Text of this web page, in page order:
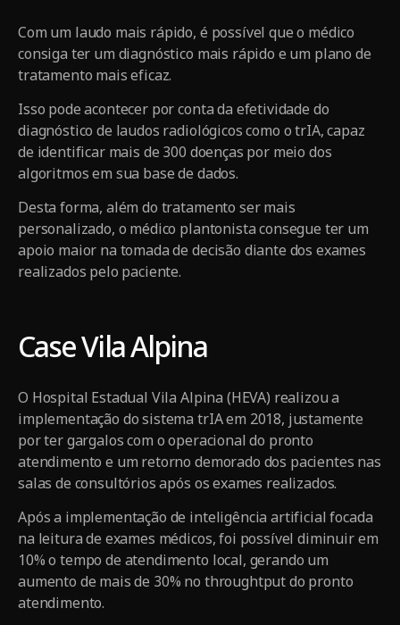
Com um laudo mais rápido, é possível que o médico
consiga ter um diagnóstico mais rápido e um plano de
tratamento mais eficaz.
Isso pode acontecer por conta da efetividade do
diagnóstico de laudos radiológicos como o trIA, capaz
de identificar mais de 300 doenças por meio dos
algoritmos em sua base de dados.
Desta forma, além do tratamento ser mais
personalizado, o médico plantonista consegue ter um
apoio maior na tomada de decisão diante dos exames
realizados pelo paciente.
Case Vila Alpina
O Hospital Estadual Vila Alpina (HEVA) realizou a
implementação do sistema trIA em 2018, justamente
por ter gargalos com o operacional do pronto
atendimento e um retorno demorado dos pacientes nas
salas de consultórios após os exames realizados.
Após a implementação de inteligência artificial focada
na leitura de exames médicos, foi possível diminuir em
10% o tempo de atendimento local, gerando um
aumento de mais de 30% no throughtput do pronto
atendimento.